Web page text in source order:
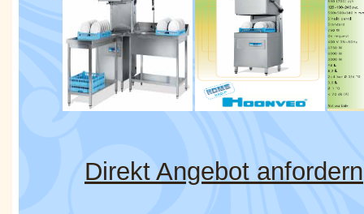
Direkt Angebot anfordern